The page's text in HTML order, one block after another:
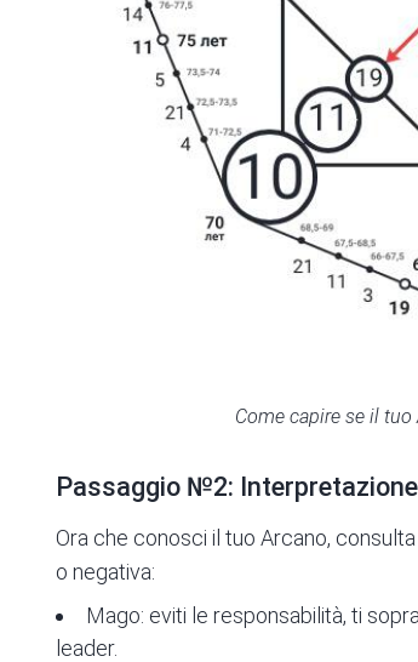
Come capire se il
Passaggio №2:
Ora che conosci il tuo Arcano,
o negativa:
Mago: eviti le responsabilità, ti
leader.